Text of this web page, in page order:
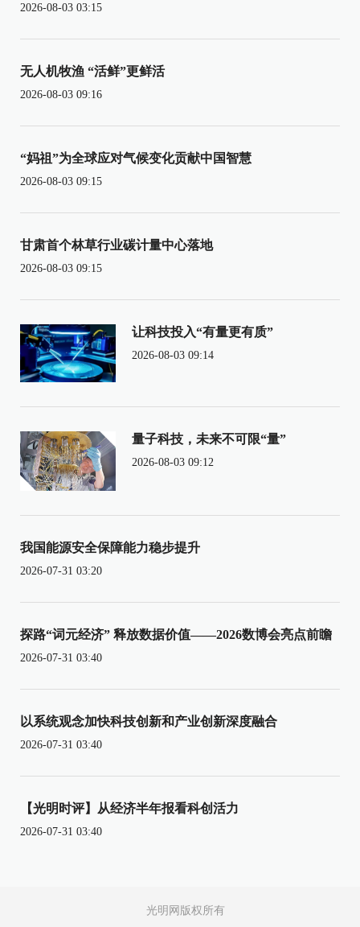
2026-08-03 03:15
无人机牧渔 “活鲜”更鲜活
2026-08-03 09:16
“妈祖”为全球应对气候变化贡献中国智慧
2026-08-03 09:15
甘肃首个林草行业碳计量中心落地
2026-08-03 09:15
让科技投入“有量更有质”
2026-08-03 09:14
量子科技，未来不可限“量”
2026-08-03 09:12
我国能源安全保障能力稳步提升
2026-07-31 03:20
探路“词元经济” 释放数据价值——2026数博会亮点前瞻
2026-07-31 03:40
以系统观念加快科技创新和产业创新深度融合
2026-07-31 03:40
【光明时评】从经济半年报看科创活力
2026-07-31 03:40
光明网版权所有